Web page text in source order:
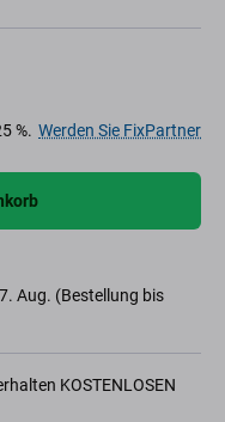
%. Werden Sie FixPartner
Aug. (Bestellung bis
KOSTENLOSEN